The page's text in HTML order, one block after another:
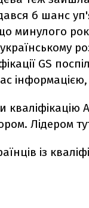
б шанс
минулого
GS
Лідером
із